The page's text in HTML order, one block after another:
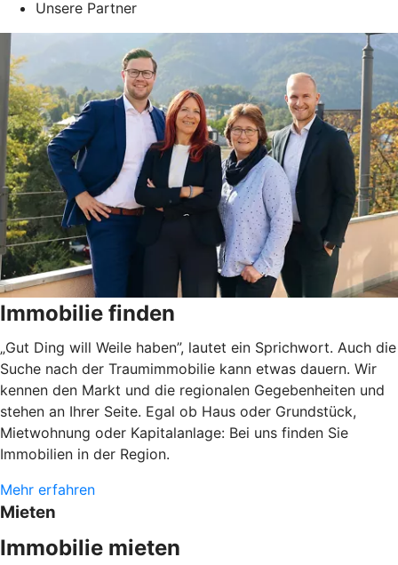
Unsere Partner
Immobilie finden
„Gut Ding will Weile haben”, lautet ein Sprichwort. Auch die
Suche nach der Traumimmobilie kann etwas dauern. Wir
kennen den Markt und die regionalen Gegebenheiten und
stehen an Ihrer Seite. Egal ob Haus oder Grundstück,
Mietwohnung oder Kapitalanlage: Bei uns finden Sie
Immobilien in der Region.
Mehr erfahren
Mieten
Immobilie mieten